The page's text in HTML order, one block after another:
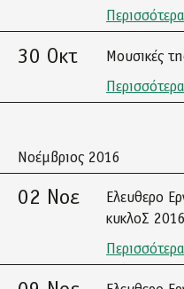
Περισσότερα
30 Οκτ
Μουσικές
Περισσότερα
Νοέμβριος 2016
02 Νοε
Ελευθερο
κυκλοΣ
Περισσότερα